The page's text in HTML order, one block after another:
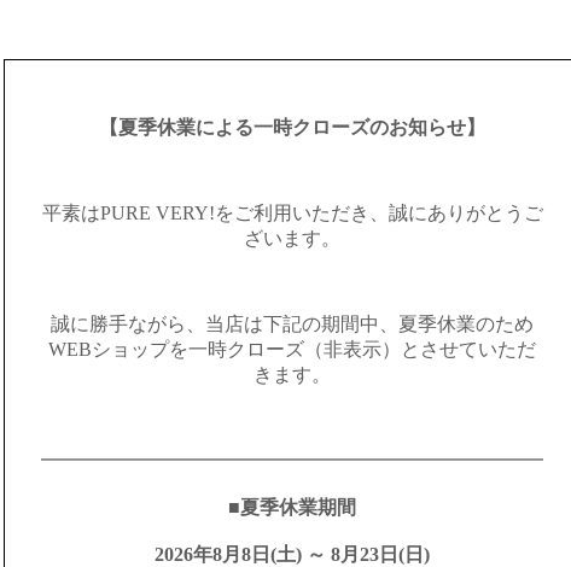
【夏季休業による一時クローズのお知らせ】
平素はPURE VERY!をご利用いただき、誠にありがとうご
ざいます。
誠に勝手ながら、当店は下記の期間中、夏季休業のため
WEBショップを一時クローズ（非表示）とさせていただ
きます。
━━━━━━━━━━━━━━━━━━━━━━━━━━
■夏季休業期間
2026年8月8日(土) ～ 8月23日(日)